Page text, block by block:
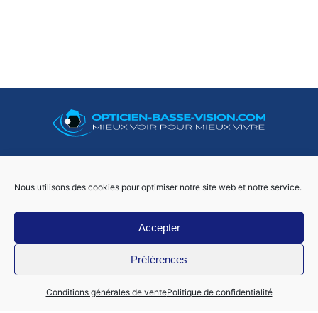
Nous utilisons des cookies pour optimiser notre site web et notre service.
Accepter
Préférences
Conditions générales de ventePolitique de confidentialité
Nous contacter